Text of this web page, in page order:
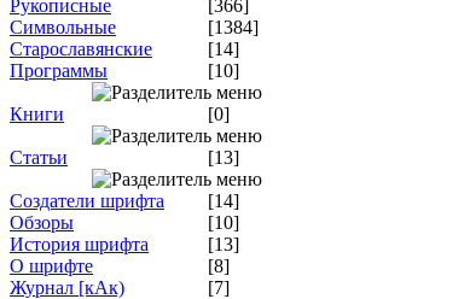
Рукописные
[366]
Символьные
[1384]
Старославянские
[14]
Программы
[10]
Книги [0]
Статьи [13]
Создатели шрифта
[14]
Обзоры
[10]
История шрифта
[13]
О шрифте
[8]
Журнал [кАк)
[7]